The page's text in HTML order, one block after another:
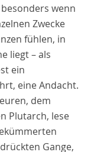
wenn
Zwecke
fühlen, in
liegt – als
ein
eine Andacht.
dem
Plutarch, lese
Gange,